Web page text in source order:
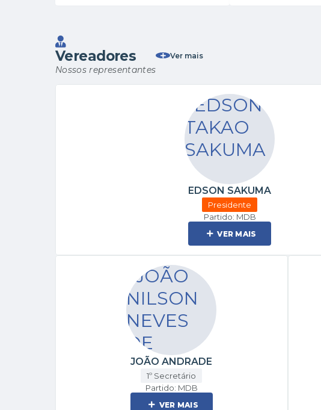
Vereadores
Nossos representantes
Ver mais
EDSON SAKUMA
Presidente
Partido: MDB
VER MAIS
JOÃO ANDRADE
1º Secretário
Partido: MDB
VER MAIS